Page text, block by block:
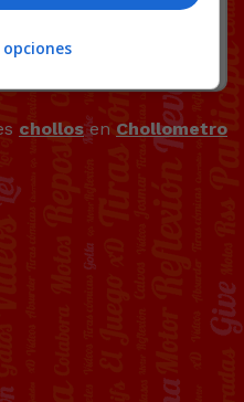
chollosen Chollometro